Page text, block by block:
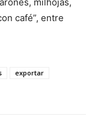
café”, entre
exportar